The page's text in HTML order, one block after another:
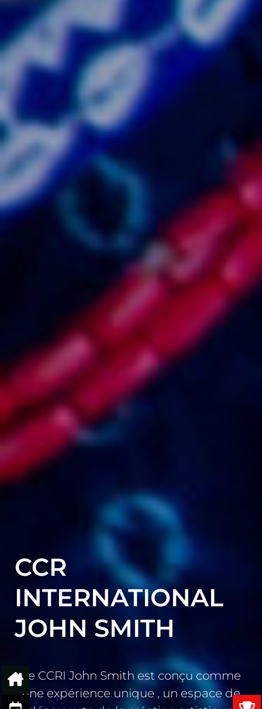
CCR
INTERNATIONAL
JOHN SMITH
Le CCRI John Smith est conçu comme
une expérience unique , un espace de